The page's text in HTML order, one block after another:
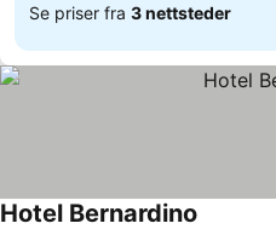
Se priser fra 3 nettsteder
Hotel Bernardino